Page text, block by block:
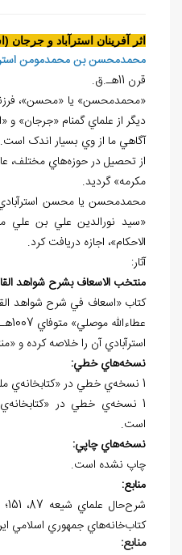
اثر آفرينان استرآباد و جرجان
محمدمحسن بن محمدمومن
قرن 11هـ.ق.
«محمدمحسن» يا «محسن»،
ديگر از علماي گمنام «جرجان» و
آگاهي ما از وي بسيار اندک
از تحصيل در حوزه‌هاي مختلف،
مکرمه» گرديد.
«سيد نورالدين علي بن علي
الاحکام»، اجازه دريافت کرد.
آثار:
منتخب الاسعاف بشرح شواهد
کتاب «اسعاف في شرح شواهد
عطاءالله موصلي» متوفاي 1007هـ.ق. است.
استرآبادي آن را خلاصه کرده و
نسخههاي خطي:
1 نسخه‌ي خطي در «کتابخانه‌ي ملي ملک تهران» موجود است.
1 نسخه‌ي خطي در
است.
نسخههاي چاپي:
چاپ نشده است.
منابع:
کتاب‌خانه‌هاي جمهوري اسلامي ايران
منابع: